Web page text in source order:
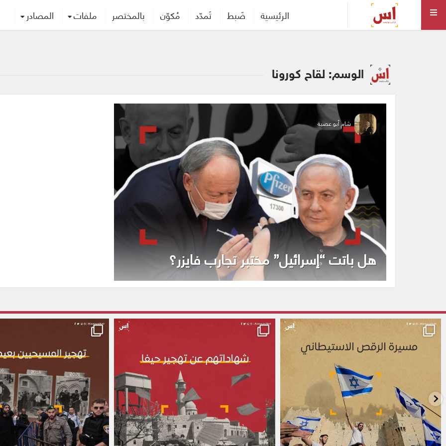
الرئيسية ضَبط تَمدّد مُكوّن بالمختصر ملفات المصادر
الوسم: لقاح كورونا
شام أبو عصبة
هل باتت “إسرائيل” مختبر تجارب فايزر؟
alassasnet alassasnet alassasnet